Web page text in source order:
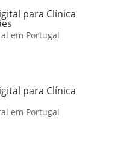
para Clínica
em Portugal
para Clínica
em Portugal